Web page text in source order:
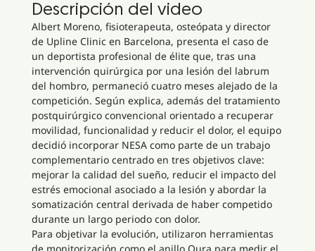
Descripción del video
Albert Moreno, fisioterapeuta, osteópata y director
de Upline Clinic en Barcelona, presenta el caso de
un deportista profesional de élite que, tras una
intervención quirúrgica por una lesión del labrum
del hombro, permaneció cuatro meses alejado de la
competición. Según explica, además del tratamiento
postquirúrgico convencional orientado a recuperar
movilidad, funcionalidad y reducir el dolor, el equipo
decidió incorporar NESA como parte de un trabajo
complementario centrado en tres objetivos clave:
mejorar la calidad del sueño, reducir el impacto del
estrés emocional asociado a la lesión y abordar la
somatización central derivada de haber competido
durante un largo periodo con dolor.
Para objetivar la evolución, utilizaron herramientas